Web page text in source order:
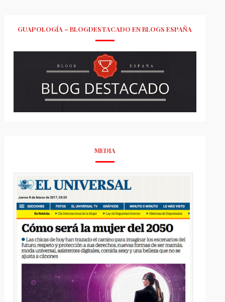
GUAPOLOGÍA – BLOGDESTACADO EN BLOGS ESPAÑA
MEDIA